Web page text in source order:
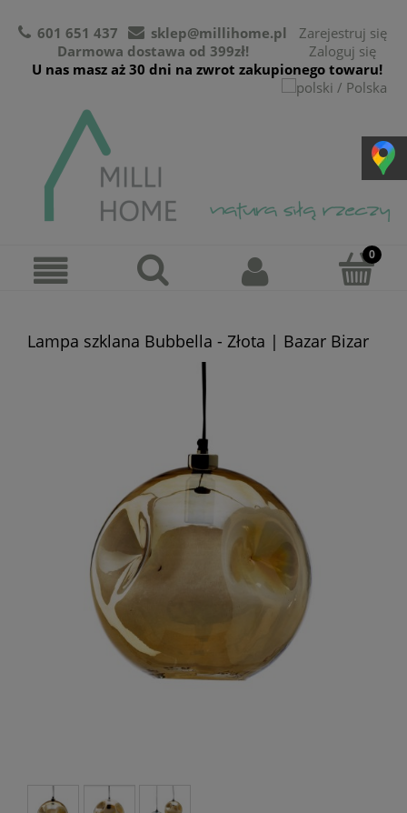
601 651 437
sklep@millihome.pl
Darmowa dostawa od 399zł!
U nas masz aż 30 dni na zwrot zakupionego towaru!
Zarejestruj się
Zaloguj się
Lampa szklana Bubbella - Złota | Bazar Bizar